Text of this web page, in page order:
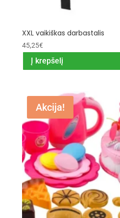
XXL vaikiškas darbastalis
45,25€
Į krepšelį
Akcija!